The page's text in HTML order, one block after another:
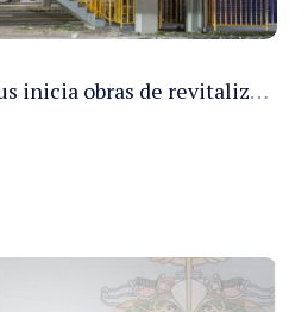
Prefeitura de Manaus inicia obras de revitalização na passarela Max Teixeira para ampliar segurança e mobilidade urbana